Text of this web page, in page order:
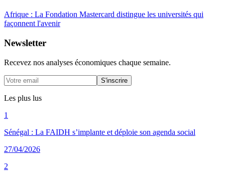
Afrique : La Fondation Mastercard distingue les universités qui
façonnent l'avenir
Newsletter
Recevez nos analyses économiques chaque semaine.
S'inscrire
Les plus lus
1
Sénégal : La FAIDH s’implante et déploie son agenda social
27/04/2026
2